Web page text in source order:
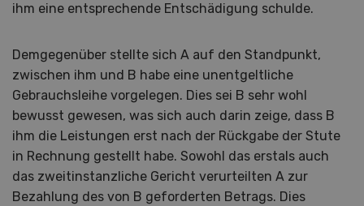
ihm eine entsprechende Entschädigung schulde.
Demgegenüber stellte sich A auf den Standpunkt,
zwischen ihm und B habe eine unentgeltliche
Gebrauchsleihe vorgelegen. Dies sei B sehr wohl
bewusst gewesen, was sich auch darin zeige, dass B
ihm die Leistungen erst nach der Rückgabe der Stute
in Rechnung gestellt habe. Sowohl das erstals auch
das zweitinstanzliche Gericht verurteilten A zur
Bezahlung des von B geforderten Betrags. Dies